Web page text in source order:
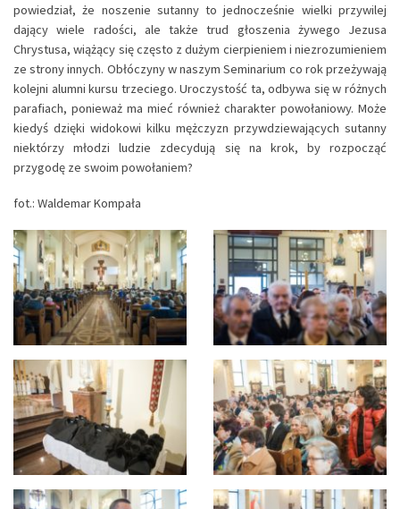
powiedział, że noszenie sutanny to jednocześnie wielki przywilej
dający wiele radości, ale także trud głoszenia żywego Jezusa
Chrystusa, wiążący się często z dużym cierpieniem i niezrozumieniem
ze strony innych. Obłóczyny w naszym Seminarium co rok przeżywają
kolejni alumni kursu trzeciego. Uroczystość ta, odbywa się w różnych
parafiach, ponieważ ma mieć również charakter powołaniowy. Może
kiedyś dzięki widokowi kilku mężczyzn przywdziewających sutanny
niektórzy młodzi ludzie zdecydują się na krok, by rozpocząć
przygodę ze swoim powołaniem?
fot.: Waldemar Kompała